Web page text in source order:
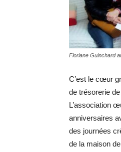
Floriane Guinchard
C’est le cœur
de trésorerie
L’association
anniversaires
des journées
de la maison